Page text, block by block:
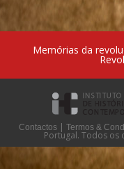
Memórias da
Contactos | Termos &
Portugal. Todos os